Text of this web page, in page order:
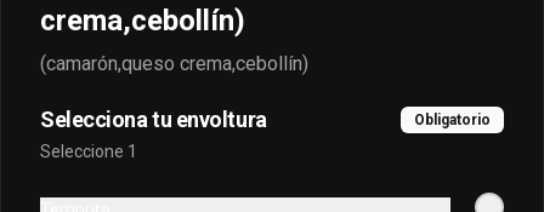
Conócenos
crema,cebollín)
(camarón,queso crema,cebollín)
Selecciona tu envoltura Obligatorio
Seleccione 1